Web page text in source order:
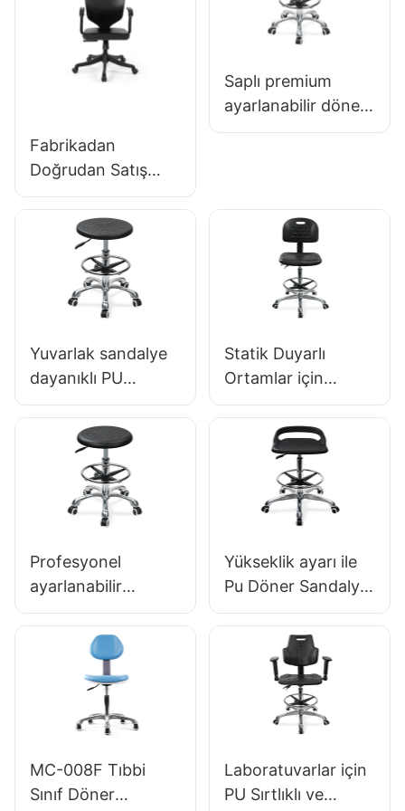
yüksekliği kontrolü
5 yıldızlı alüminyum
taban
mükemmel &
Stüdyo kullanımı
Fabrikadan
Doğrudan Satış
Ergonomik Kalıplı
PU Köpük Ofis
Koltuğu IC091
HEWEI SEATING
Saplı premium
ayarlanabilir döner
sandalye, intergal
yüksekliği
ayarlanabilir ayak
halkası & Ultimate
konfor için krom 5
Yuvarlak sandalye
dayanıklı PU
laboratuvar
taburesi IC013
Entegre köpük
koltuk yüksekliği
ayarlanabilir ayak
halkası & temiz oda
naylon 5 yıldızlı
taban Hewei
Statik Duyarlı
Ortamlar için
Backrest Yükseklik
Kontrol Gaz
Kaldırma Baskı
Seçenekleri ile
Ayarlanabilir ESD
Laboratuar
Profesyonel
ayarlanabilir
laboratuvar
sandalye IC031 Çift
yükseklikte kontrol
gaz kaldırma ve
ayak halkası
Laboratuvarlar için
taban & Klinikler
Yükseklik ayarı ile
Pu Döner Sandalye
IC097 Office Studio
için Mükemmel 5
Yıldızlı Taban
MC-008F Tıbbi
Sınıf Döner
Laboratuvarlar için
PU Sırtlıklı ve